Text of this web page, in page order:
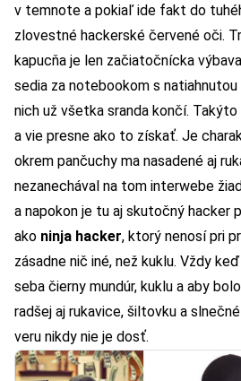
v temnote a pokiaľ ide fakt do
zlovestné hackerské červené oči.
kapucňa je len začiatočnícka
sedia za notebookom s natiahnutou
nich už všetka sranda končí.
a vie presne ako to získať. Je
okrem pančuchy ma nasadené aj
nezanechával na tom interwebe
a napokon je tu aj skutočný hacker
ako ninja hacker, ktorý nenosí pri
zásadne nič iné, než kuklu. Vždy
seba čierny mundúr, kuklu a aby
radšej aj rukavice, šiltovku a
veru nikdy nie je dosť.